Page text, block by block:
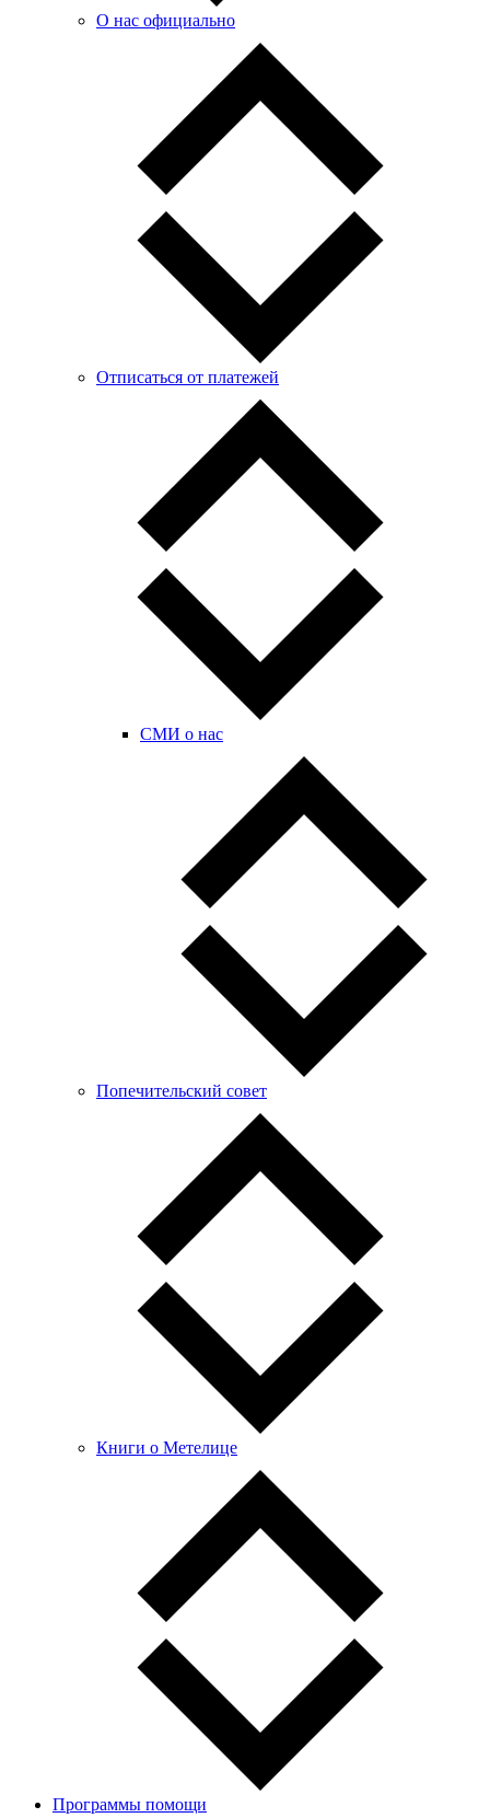
О нас официально
Отписаться от платежей
СМИ о нас
Попечительский совет
Книги о Метелице
Программы помощи